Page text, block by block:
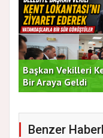
Başkan Vekilleri
Bir Araya Geldi
Benzer